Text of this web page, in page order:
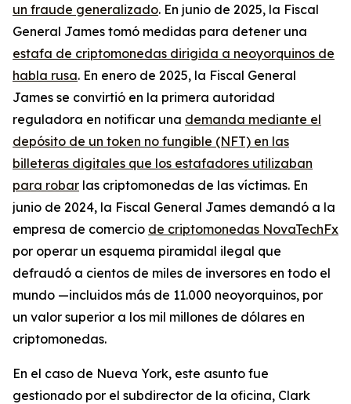
un fraude generalizado. En junio de 2025, la Fiscal
General James tomó medidas para detener una
estafa de criptomonedas dirigida a neoyorquinos de
habla rusa. En enero de 2025, la Fiscal General
James se convirtió en la primera autoridad
reguladora en notificar una demanda mediante el
depósito de un token no fungible (NFT) en las
billeteras digitales que los estafadores utilizaban
para robar las criptomonedas de las víctimas. En
junio de 2024, la Fiscal General James demandó a la
empresa de comercio de criptomonedas NovaTechFx
por operar un esquema piramidal ilegal que
defraudó a cientos de miles de inversores en todo el
mundo —incluidos más de 11.000 neoyorquinos, por
un valor superior a los mil millones de dólares en
criptomonedas.
En el caso de Nueva York, este asunto fue
gestionado por el subdirector de la oficina, Clark